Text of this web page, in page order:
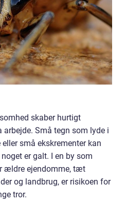
skaber hurtigt
arbejde. Små tegn som lyde i
små ekskrementer kan
er galt. I en by som
ældre ejendomme, tæt
og landbrug, er risikoen for
tror.